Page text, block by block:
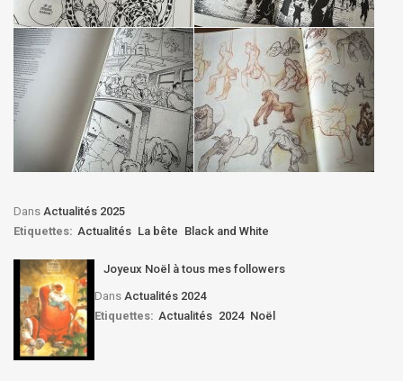
Dans Actualités 2025
Etiquettes: Actualités La bête Black and White
Joyeux Noël à tous mes followers
Dans Actualités 2024
Etiquettes: Actualités 2024 Noël